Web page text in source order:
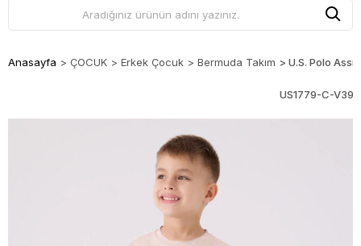
Anasayfa > ÇOCUK > Erkek Çocuk > Bermuda Takım > U.S. Polo
US1779-C-V39